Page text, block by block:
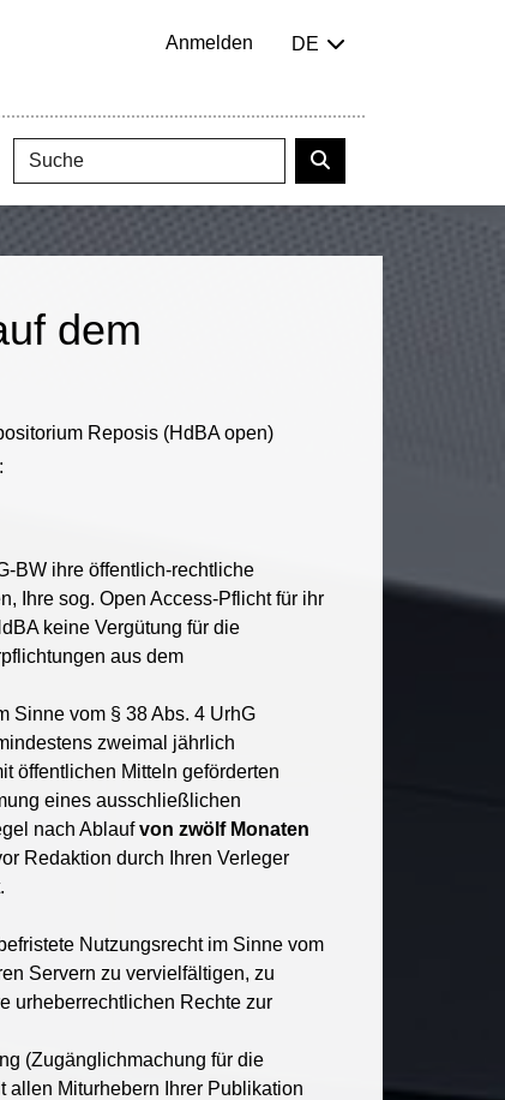
Anmelden DE
dem
Reposis (HdBA open)
BW ihre öffentlich-rechtliche
Ihre sog. Open Access-Pflicht für ihr
keine Vergütung für die
aus dem
Sinne vom § 38 Abs. 4 UrhG
zweimal jährlich
öffentlichen Mitteln geförderten
eines ausschließlichen
nach Ablaufvon zwölf Monaten
Redaktion durch Ihren Verleger
Nutzungsrecht im Sinne vom
Servern zu vervielfältigen, zu
urheberrechtlichen Rechte zur
(Zugänglichmachung für die
allen Miturhebern Ihrer Publikation